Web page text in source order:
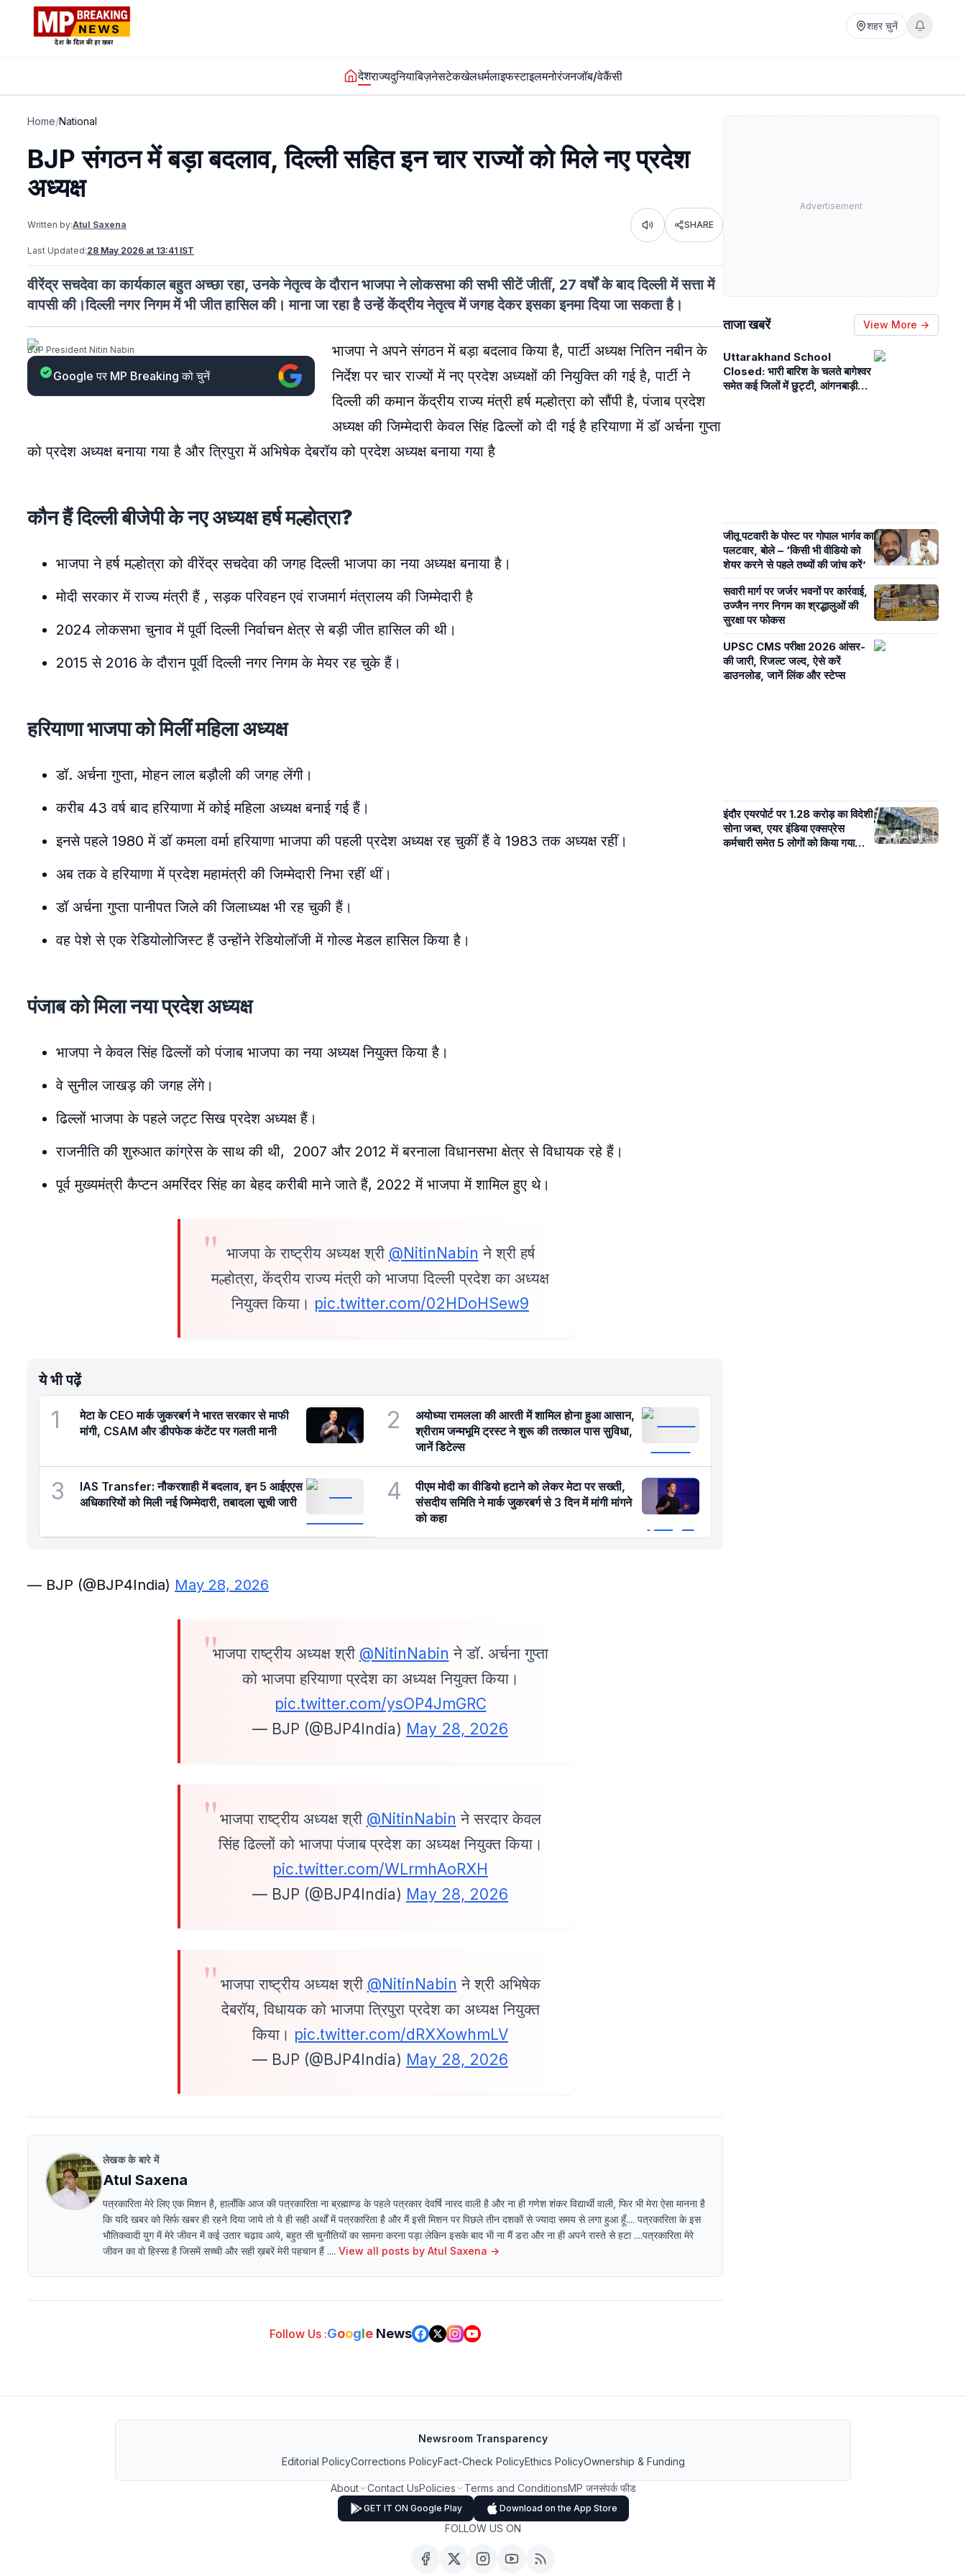
शहर चुनें
देशराज्यदुनियाबिज़नेसटेकखेलधर्मलाइफस्टाइलमनोरंजनजॉब/वेकैंसी
Home/National
BJP संगठन में बड़ा बदलाव, दिल्ली सहित इन चार राज्यों को मिले नए प्रदेश
अध्यक्ष
Written by:Atul Saxena Listen SHARE
Last Updated:28 May 2026 at 13:41 IST
वीरेंद्र सचदेवा का कार्यकाल बहुत अच्छा रहा, उनके नेतृत्व के दौरान भाजपा ने लोकसभा की सभी सीटें जीतीं, 27 वर्षों के बाद दिल्ली में सत्ता में
वापसी की।दिल्ली नगर निगम में भी जीत हासिल की। माना जा रहा है उन्हें केंद्रीय नेतृत्व में जगह देकर इसका इनमा दिया जा सकता है।
BJP President Nitin Nabin
Google पर MP Breaking को चुनें
भाजपा ने अपने संगठन में बड़ा बदलाव किया है, पार्टी अध्यक्ष नितिन नबीन के
निर्देश पर चार राज्यों में नए प्रदेश अध्यक्षों की नियुक्ति की गई है, पार्टी ने
दिल्ली की कमान केंद्रीय राज्य मंत्री हर्ष मल्होत्रा को सौंपी है, पंजाब प्रदेश
अध्यक्ष की जिम्मेदारी केवल सिंह ढिल्लों को दी गई है हरियाणा में डॉ अर्चना गुप्ता
को प्रदेश अध्यक्ष बनाया गया है और त्रिपुरा में अभिषेक देबरॉय को प्रदेश अध्यक्ष बनाया गया है
कौन हैं दिल्ली बीजेपी के नए अध्यक्ष हर्ष मल्होत्रा?
भाजपा ने हर्ष मल्होत्रा को वीरेंद्र सचदेवा की जगह दिल्ली भाजपा का नया अध्यक्ष बनाया है।
मोदी सरकार में राज्य मंत्री हैं , सड़क परिवहन एवं राजमार्ग मंत्रालय की जिम्मेदारी है
2024 लोकसभा चुनाव में पूर्वी दिल्ली निर्वाचन क्षेत्र से बड़ी जीत हासिल की थी।
2015 से 2016 के दौरान पूर्वी दिल्ली नगर निगम के मेयर रह चुके हैं।
हरियाणा भाजपा को मिलीं महिला अध्यक्ष
डॉ. अर्चना गुप्ता, मोहन लाल बड़ौली की जगह लेंगी।
करीब 43 वर्ष बाद हरियाणा में कोई महिला अध्यक्ष बनाई गई हैं।
इनसे पहले 1980 में डॉ कमला वर्मा हरियाणा भाजपा की पहली प्रदेश अध्यक्ष रह चुकीं हैं वे 1983 तक अध्यक्ष रहीं।
अब तक वे हरियाणा में प्रदेश महामंत्री की जिम्मेदारी निभा रहीं थीं।
डॉ अर्चना गुप्ता पानीपत जिले की जिलाध्यक्ष भी रह चुकी हैं।
वह पेशे से एक रेडियोलोजिस्ट हैं उन्होंने रेडियोलॉजी में गोल्ड मेडल हासिल किया है।
पंजाब को मिला नया प्रदेश अध्यक्ष
भाजपा ने केवल सिंह ढिल्लों को पंजाब भाजपा का नया अध्यक्ष नियुक्त किया है।
वे सुनील जाखड़ की जगह लेंगे।
ढिल्लों भाजपा के पहले जट्ट सिख प्रदेश अध्यक्ष हैं।
राजनीति की शुरुआत कांग्रेस के साथ की थी, 2007 और 2012 में बरनाला विधानसभा क्षेत्र से विधायक रहे हैं।
पूर्व मुख्यमंत्री कैप्टन अमरिंदर सिंह का बेहद करीबी माने जाते हैं, 2022 में भाजपा में शामिल हुए थे।
भाजपा के राष्ट्रीय अध्यक्ष श्री @NitinNabin ने श्री हर्ष
मल्होत्रा, केंद्रीय राज्य मंत्री को भाजपा दिल्ली प्रदेश का अध्यक्ष
नियुक्त किया। pic.twitter.com/02HDoHSew9
ये भी पढ़ें
1
मेटा के CEO मार्क जुकरबर्ग ने भारत सरकार से माफी
मांगी, CSAM और डीपफेक कंटेंट पर गलती मानी
2
अयोध्या रामलला की आरती में शामिल होना हुआ आसान,
श्रीराम जन्मभूमि ट्रस्ट ने शुरू की तत्काल पास सुविधा,
जानें डिटेल्स
3
IAS Transfer: नौकरशाही में बदलाव, इन 5 आईएएस
अधिकारियों को मिली नई जिम्मेदारी, तबादला सूची जारी
4
पीएम मोदी का वीडियो हटाने को लेकर मेटा पर सख्ती,
संसदीय समिति ने मार्क जुकरबर्ग से 3 दिन में मांगी मांगने
को कहा
— BJP (@BJP4India) May 28, 2026
भाजपा राष्ट्रीय अध्यक्ष श्री @NitinNabin ने डॉ. अर्चना गुप्ता
को भाजपा हरियाणा प्रदेश का अध्यक्ष नियुक्त किया।
pic.twitter.com/ysOP4JmGRC
— BJP (@BJP4India) May 28, 2026
भाजपा राष्ट्रीय अध्यक्ष श्री @NitinNabin ने सरदार केवल
सिंह ढिल्लों को भाजपा पंजाब प्रदेश का अध्यक्ष नियुक्त किया।
pic.twitter.com/WLrmhAoRXH
— BJP (@BJP4India) May 28, 2026
भाजपा राष्ट्रीय अध्यक्ष श्री @NitinNabin ने श्री अभिषेक
देबरॉय, विधायक को भाजपा त्रिपुरा प्रदेश का अध्यक्ष नियुक्त
किया। pic.twitter.com/dRXXowhmLV
— BJP (@BJP4India) May 28, 2026
लेखक के बारे में
Atul Saxena
पत्रकारिता मेरे लिए एक मिशन है, हालाँकि आज की पत्रकारिता ना ब्रह्माण्ड के पहले पत्रकार देवर्षि नारद वाली है और ना ही गणेश शंकर विद्यार्थी वाली, फिर भी मेरा ऐसा मानना है
कि यदि खबर को सिर्फ खबर ही रहने दिया जाये तो ये ही सही अर्थों में पत्रकारिता है और मैं इसी मिशन पर पिछले तीन दशकों से ज्यादा समय से लगा हुआ हूँ.... पत्रकारिता के इस
भौतिकवादी युग में मेरे जीवन में कई उतार चढ़ाव आये, बहुत सी चुनौतियों का सामना करना पड़ा लेकिन इसके बाद भी ना मैं डरा और ना ही अपने रास्ते से हटा ....पत्रकारिता मेरे
जीवन का वो हिस्सा है जिसमें सच्ची और सही ख़बरें मेरी पहचान हैं .... View all posts by Atul Saxena →
Follow Us :Google News
Advertisement
ताजा खबरें View More →
Uttarakhand School
Closed: भारी बारिश के चलते बागेश्वर
समेत कई जिलों में छुट्टी, आंगनबाड़ी
जीतू पटवारी के पोस्ट पर गोपाल भार्गव का
पलटवार, बोले – ‘किसी भी वीडियो को
शेयर करने से पहले तथ्यों की जांच करें’
सवारी मार्ग पर जर्जर भवनों पर कार्रवाई,
उज्जैन नगर निगम का श्रद्धालुओं की
सुरक्षा पर फोकस
UPSC CMS परीक्षा 2026 आंसर-
की जारी, रिजल्ट जल्द, ऐसे करें
डाउनलोड, जानें लिंक और स्टेप्स
इंदौर एयरपोर्ट पर 1.28 करोड़ का विदेशी
सोना जब्त, एयर इंडिया एक्सप्रेस
कर्मचारी समेत 5 लोगों को किया गया
Newsroom Transparency
Editorial PolicyCorrections PolicyFact-Check PolicyEthics PolicyOwnership & Funding
About Contact UsPolicies Terms and ConditionsMP जनसंपर्क फीड
GET IT ON Google Play Download on the App Store
FOLLOW US ON